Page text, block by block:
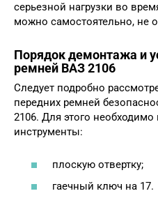
серьезной нагрузки во
можно самостоятельно, не
Порядок демонтажа и
ремней ВАЗ 2106
Следует подробно
передних ремней
2106. Для этого
инструменты:
плоскую отвертку;
гаечный ключ на 17.